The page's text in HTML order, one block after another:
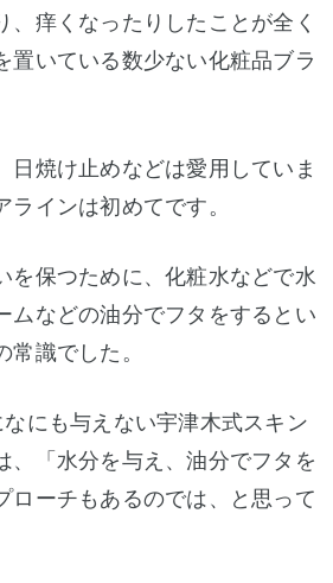
、痒くなったりしたことが全く
置いている数少ない化粧品ブラ
日焼け止めなどは愛用していま
ラインは初めてです。
を保つために、化粧水などで水
ムなどの油分でフタをするとい
常識でした。
にも与えない宇津木式スキン
、「水分を与え、油分でフタを
ローチもあるのでは、と思って